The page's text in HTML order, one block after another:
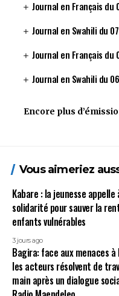
Journal en Français du
Journal en Swahili du
Journal en Français du
Journal en Swahili du
Encore plus
Vous aimeriez
Kabare : la jeunesse appelle
solidarité pour sauver la
enfants vulnérables
3 jours ago
Bagira: face aux menaces à
les acteurs résolvent de
main après un dialogue